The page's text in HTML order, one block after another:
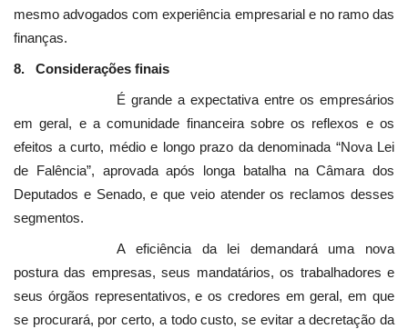
mesmo advogados com experiência empresarial e no ramo das
finanças.
8. Considerações finais
É grande a expectativa entre os empresários
em geral, e a comunidade financeira sobre os reflexos e os
efeitos a curto, médio e longo prazo da denominada “Nova Lei
de Falência”, aprovada após longa batalha na Câmara dos
Deputados e Senado, e que veio atender os reclamos desses
segmentos.
A eficiência da lei demandará uma nova
postura das empresas, seus mandatários, os trabalhadores e
seus órgãos representativos, e os credores em geral, em que
se procurará, por certo, a todo custo, se evitar a decretação da